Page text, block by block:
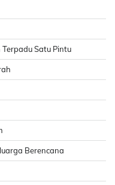
Satu Pintu
Berencana